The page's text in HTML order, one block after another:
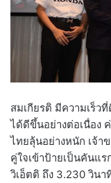
สมเกียรติ มีความเร็ว
ได้ดีขึ้นอย่างต่อเนื่อง
ไทยลุ้นอย่างหนัก เจ้า
คู่ใจเข้าป้ายเป็นคันแ
วิเอ็ตติ ถึง 3.230 วิน